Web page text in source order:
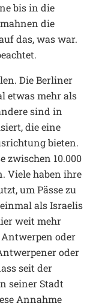
bis in die
die
das, was war.
Die Berliner
etwas mehr als
sind in
die eine
bieten.
zwischen 10.000
Viele haben ihre
um Pässe zu
als Israelis
weit mehr
oder
oder
seit der
seiner Stadt
Annahme